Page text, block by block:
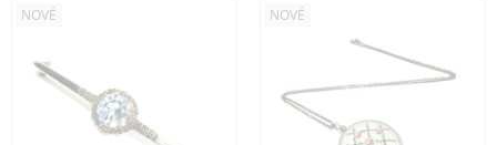
NOVÉ NOVÉ